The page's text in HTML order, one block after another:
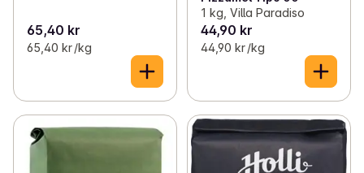
65,40 kr
65,40 kr /kg
1 kg, Villa Paradiso
44,90 kr
44,90 kr /kg